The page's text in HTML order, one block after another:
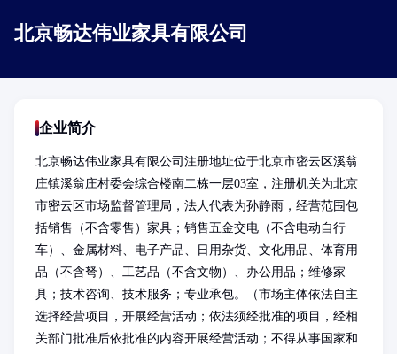
北京畅达伟业家具有限公司
企业简介
北京畅达伟业家具有限公司注册地址位于北京市密云区溪翁
庄镇溪翁庄村委会综合楼南二栋一层03室，注册机关为北京
市密云区市场监督管理局，法人代表为孙静雨，经营范围包
括销售（不含零售）家具；销售五金交电（不含电动自行
车）、金属材料、电子产品、日用杂货、文化用品、体育用
品（不含弩）、工艺品（不含文物）、办公用品；维修家
具；技术咨询、技术服务；专业承包。（市场主体依法自主
选择经营项目，开展经营活动；依法须经批准的项目，经相
关部门批准后依批准的内容开展经营活动；不得从事国家和